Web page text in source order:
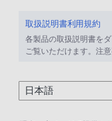
取扱説明書利用規約
各製品の取扱説明書を
ご覧いただけます。注